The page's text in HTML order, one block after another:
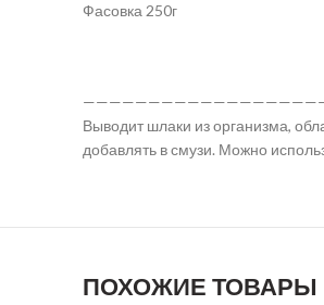
Фасовка 250г
Выводит шлаки из организма,
добавлять в смузи. Можно
ПОХОЖИЕ ТОВАРЫ